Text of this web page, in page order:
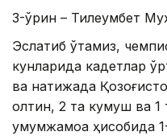
3-ўрин – Тилеумбет
Эслатиб ўтамиз,
кунларида кадетлар
ва натижада
олтин, 2 та кумуш ва 1
умумжамоа ҳисобида